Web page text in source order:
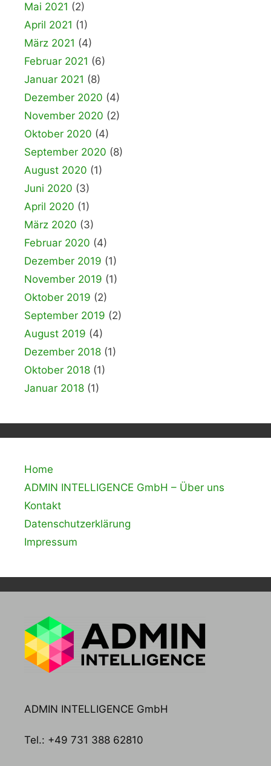
Mai 2021 (2)
April 2021 (1)
März 2021 (4)
Februar 2021 (6)
Januar 2021 (8)
Dezember 2020 (4)
November 2020 (2)
Oktober 2020 (4)
September 2020 (8)
August 2020 (1)
Juni 2020 (3)
April 2020 (1)
März 2020 (3)
Februar 2020 (4)
Dezember 2019 (1)
November 2019 (1)
Oktober 2019 (2)
September 2019 (2)
August 2019 (4)
Dezember 2018 (1)
Oktober 2018 (1)
Januar 2018 (1)
Home
ADMIN INTELLIGENCE GmbH – Über uns
Kontakt
Datenschutzerklärung
Impressum
ADMIN INTELLIGENCE GmbH
Tel.: +49 731 388 62810